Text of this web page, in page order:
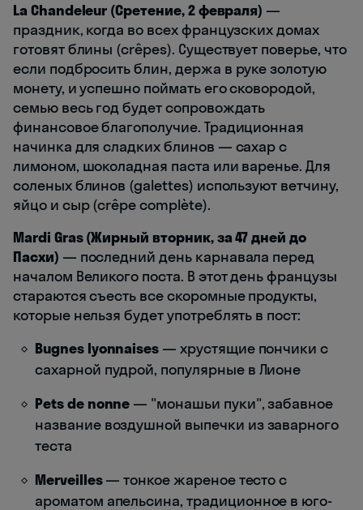
La Chandeleur (Сретение, 2 февраля) —
праздник, когда во всех французских домах
готовят блины (crêpes). Существует поверье, что
если подбросить блин, держа в руке золотую
монету, и успешно поймать его сковородой,
семью весь год будет сопровождать
финансовое благополучие. Традиционная
начинка для сладких блинов — сахар с
лимоном, шоколадная паста или варенье. Для
соленых блинов (galettes) используют ветчину,
яйцо и сыр (crêpe complète).
Mardi Gras (Жирный вторник, за 47 дней до
Пасхи) — последний день карнавала перед
началом Великого поста. В этот день французы
стараются съесть все скоромные продукты,
которые нельзя будет употреблять в пост:
Bugnes lyonnaises — хрустящие пончики с
сахарной пудрой, популярные в Лионе
Pets de nonne — "монашьи пуки", забавное
название воздушной выпечки из заварного
теста
Merveilles— тонкое жареное тесто с
ароматом апельсина, традиционное в юго-